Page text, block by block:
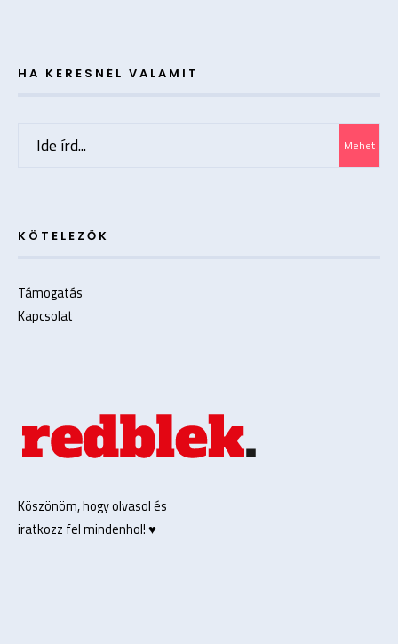
HA KERESNÉL VALAMIT
Mehet
KÖTELEZŐK
Támogatás
Kapcsolat
Köszönöm, hogy olvasol és
iratkozz fel mindenhol! ♥️